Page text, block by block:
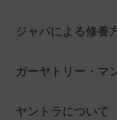
ジャパによる修養
ガーヤトリー・マ
ヤントラについて